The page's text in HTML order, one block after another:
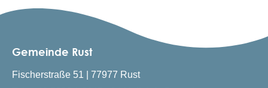
Gemeinde Rust
Fischerstraße 51 | 77977 Rust